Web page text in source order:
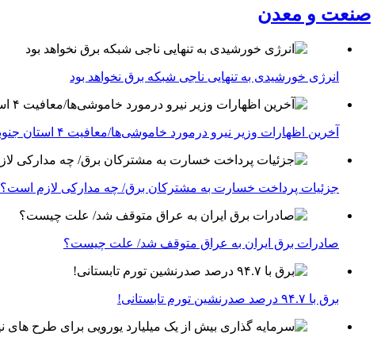
صنعت و معدن
انرژی خورشیدی به تنهایی ناجی شبکه برق نخواهد بود
آخرین اظهارات وزیر نیرو درمورد خاموشی‌ها/معافیت ۴ استان جنوبی درگیر جنگ از قطعی برق
جزئیات پرداخت خسارت به مشترکان برق/ چه مدارکی لازم است؟
صادرات برق ایران به عراق متوقف شد/ علت چیست؟
برق با ۹۴.۷ درصد صدرنشین تورم تابستانی!